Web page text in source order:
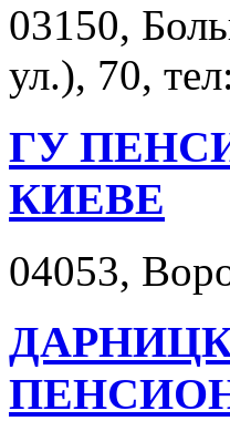
03150,
ул.), 70, тел:
ГУ
КИЕВЕ
04053,